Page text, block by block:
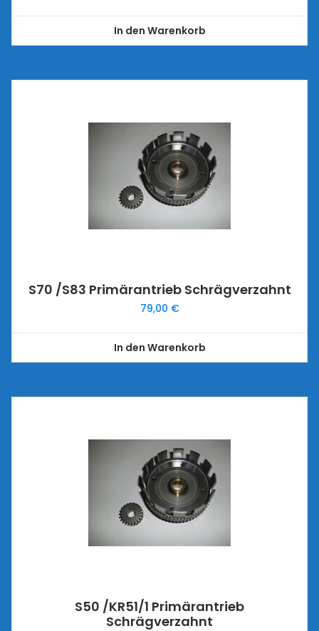
In den Warenkorb
S70 /S83 Primärantrieb Schrägverzahnt
79,00 €
In den Warenkorb
S50 /KR51/1 Primärantrieb
Schrägverzahnt